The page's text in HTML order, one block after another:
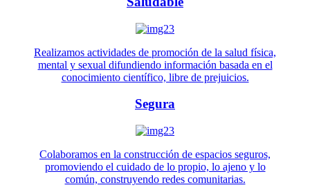
Realizamos actividades de promoción de la salud física,
mental y sexual difundiendo información basada en el
conocimiento científico, libre de prejuicios.
Segura
Colaboramos en la construcción de espacios seguros,
promoviendo el cuidado de lo propio, lo ajeno y lo
común, construyendo redes comunitarias.